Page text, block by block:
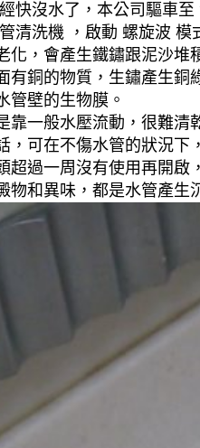
快沒水了，本公司驅車
清洗機 ，啟動 螺旋波
化，會產生鐵鏽跟泥沙
有銅的物質，生鏽產生
管壁的生物膜。
靠一般水壓流動，很難
，可在不傷水管的狀況下
超過一周沒有使用再開
物和異味，都是水管產生